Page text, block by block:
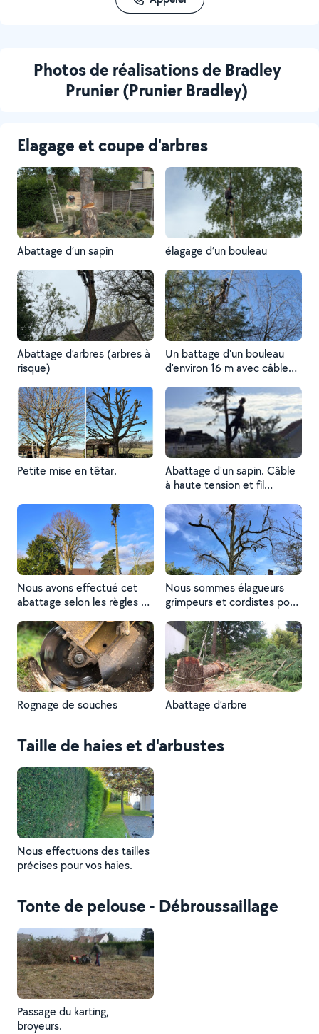
Photos de réalisations de Bradley
Prunier (Prunier Bradley)
Elagage et coupe d'arbres
Abattage d’un sapin élagage d’un bouleau
Abattage d’arbres (arbres à
risque)
Un battage d'un bouleau
d'environ 16 m avec câble
(moins de 3 mètres).
Petite mise en têtar.
Abattage d'un sapin. Câble
à haute tension et fil
Nous avons effectué cet
abattage selon les règles de
Nous sommes élagueurs
grimpeurs et cordistes pour
compliqués.
Rognage de souches Abattage d’arbre
Taille de haies et d'arbustes
Nous effectuons des tailles
précises pour vos haies.
Tonte de pelouse - Débroussaillage
Passage du karting,
broyeurs.